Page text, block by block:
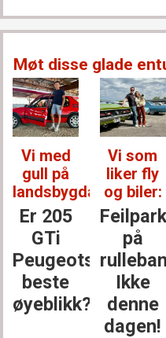
Møt disse glade
Vi med
gull på
landsbygda:
Er 205
GTi
Peugeots
beste
øyeblikk?
Vi som
liker fly
og biler:
på
Ikke
denne
dagen!